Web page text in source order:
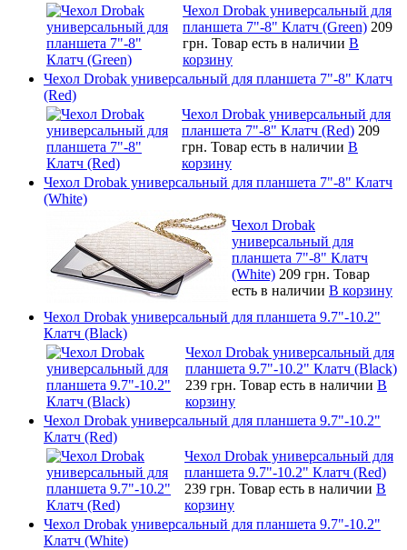
Чехол Drobak универсальный для
планшета 7"-8" Клатч (Green) 209
грн. Товар есть в наличии В
корзину
Чехол Drobak универсальный для планшета 7"-8" Клатч
(Red)
Чехол Drobak универсальный для
планшета 7"-8" Клатч (Red) 209
грн. Товар есть в наличии В
корзину
Чехол Drobak универсальный для планшета 7"-8" Клатч
(White)
Чехол Drobak
универсальный для
планшета 7"-8" Клатч
(White) 209 грн. Товар
есть в наличии В корзину
Чехол Drobak универсальный для планшета 9.7"-10.2"
Клатч (Black)
Чехол Drobak универсальный для
планшета 9.7"-10.2" Клатч (Black)
239 грн. Товар есть в наличии В
корзину
Чехол Drobak универсальный для планшета 9.7"-10.2"
Клатч (Red)
Чехол Drobak универсальный для
планшета 9.7"-10.2" Клатч (Red)
239 грн. Товар есть в наличии В
корзину
Чехол Drobak универсальный для планшета 9.7"-10.2"
Клатч (White)